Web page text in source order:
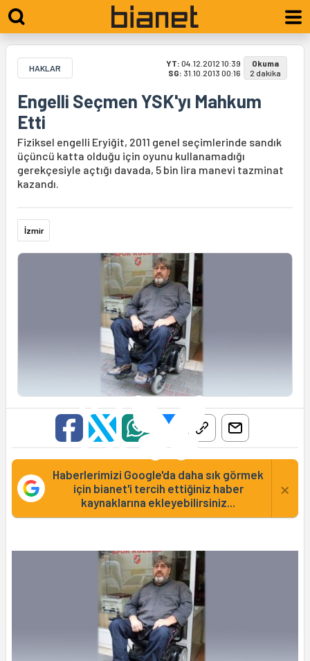
HAKLAR YT: 04.12.2012 10:39
SG: 31.10.2013 00:16
Okuma
2 dakika
Engelli Seçmen YSK'yı Mahkum
Etti
Fiziksel engelli Eryiğit, 2011 genel seçimlerinde sandık
üçüncü katta olduğu için oyunu kullanamadığı
gerekçesiyle açtığı davada, 5 bin lira manevi tazminat
kazandı.
İzmir
Haberlerimizi Google'da daha sık görmek
için bianet'i tercih ettiğiniz haber
kaynaklarına ekleyebilirsiniz...
×